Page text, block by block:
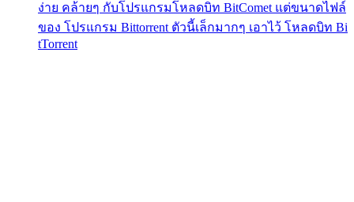
ง่าย คล้ายๆ กับโปรแกรมโหลดบิท BitComet แต่ขนาดไฟล์
ของ โปรแกรม Bittorrent ตัวนี้เล็กมากๆ เอาไว้ โหลดบิท Bi
tTorrent